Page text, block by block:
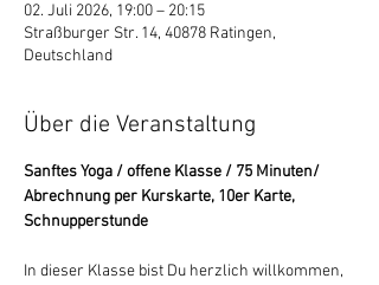
02. Juli 2026, 19:00 – 20:15
Straßburger Str. 14, 40878 Ratingen,
Deutschland
Über die Veranstaltung
Sanftes Yoga / offene Klasse / 75 Minuten/
Abrechnung per Kurskarte, 10er Karte,
Schnupperstunde
In dieser Klasse bist Du herzlich willkommen,